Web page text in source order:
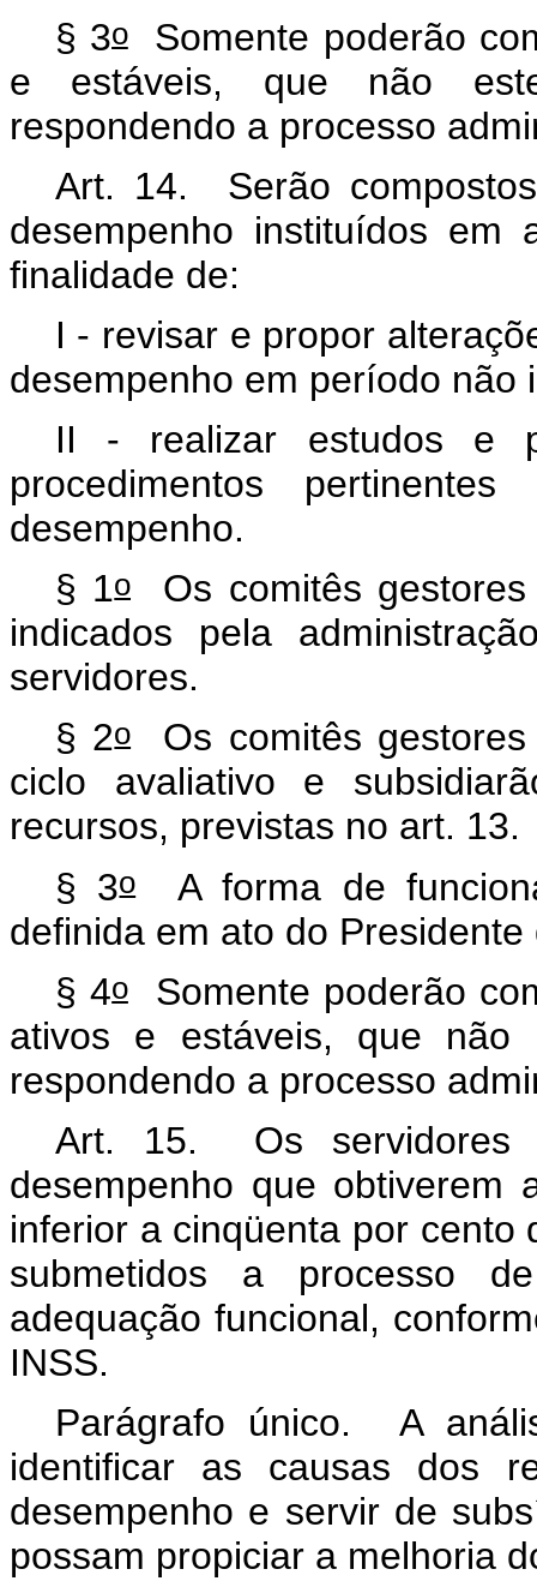
§ 3oSomente poderão
e estáveis, que não
respondendo a processo
Art. 14. Serão
desempenho instituídos
finalidade de:
I - revisar e propor
desempenho em período não
II - realizar estudos e
procedimentos
desempenho.
§ 1o
Os comitês
indicados pela
servidores.
§ 2oOs comitês gestores
ciclo avaliativo e
recursos, previstas no art. 13.
§ 3oA forma de
definida em ato do Presidente
§ 4oSomente poderão
ativos e estáveis, que não
respondendo a processo
Art. 15. Os servidores
desempenho que obtiverem
inferior a cinqüenta por cento
submetidos a processo
adequação funcional,
INSS.
Parágrafo único. A
identificar as causas dos
desempenho e servir de
possam propiciar a melhoria